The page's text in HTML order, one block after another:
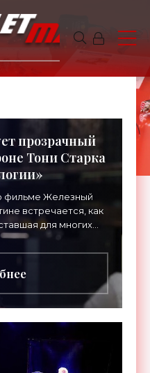
прозрачный
Тони Старка
фильме Железный
встречается, как
для многих
Старка. Полностью
с